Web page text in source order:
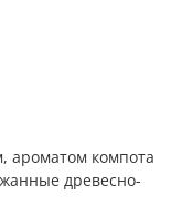
ароматом компота
древесно-